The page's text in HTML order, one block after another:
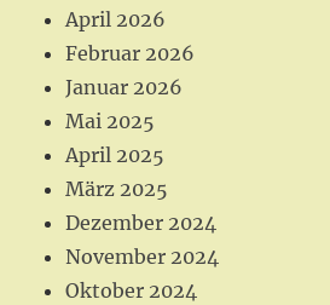
k
a
m
April 2026
Februar 2026
Januar 2026
Mai 2025
April 2025
März 2025
Dezember 2024
November 2024
Oktober 2024